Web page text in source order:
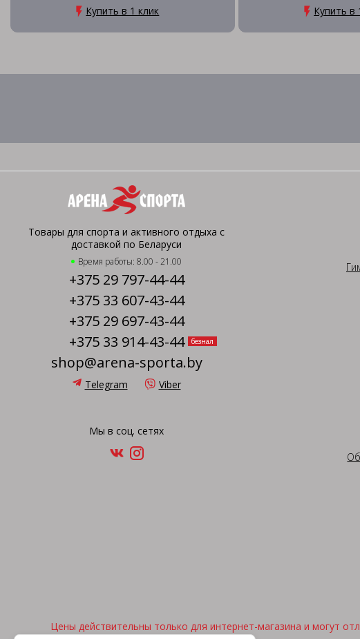
Купить в 1 клик Купить в
Товары для спорта и активного отдыха с
доставкой по Беларуси
Время работы: 8.00 - 21.00
+375 29 797-44-44
+375 33 607-43-44
+375 29 697-43-44
+375 33 914-43-44
безнал
shop@arena-sporta.by
Telegram Viber
Мы в соц. сетях
Цены действительны только для интернет-магазина и могут